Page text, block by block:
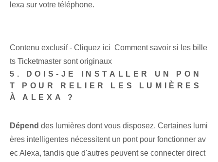
lexa sur votre téléphone.
Contenu exclusif - Cliquez ici Comment savoir si les bille
ts Ticketmaster sont originaux
5. DOIS-JE INSTALLER UN PON
T POUR RELIER LES LUMIÈRES
À ALEXA ?
Dépend des lumières dont vous disposez. Certaines lumi
ères intelligentes⁢ nécessitent un pont pour fonctionner av
ec Alexa, tandis que d'autres peuvent se connecter direct